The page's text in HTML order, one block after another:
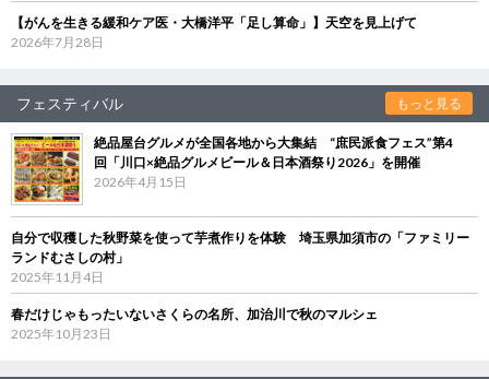
【がんを生きる緩和ケア医・大橋洋平「足し算命」】天空を見上げて
2026年7月28日
フェスティバル もっと見る
絶品屋台グルメが全国各地から大集結 “庶民派食フェス”第4
回「川口×絶品グルメビール＆日本酒祭り2026」を開催
2026年4月15日
自分で収穫した秋野菜を使って芋煮作りを体験 埼玉県加須市の「ファミリー
ランドむさしの村」
2025年11月4日
春だけじゃもったいないさくらの名所、加治川で秋のマルシェ
2025年10月23日